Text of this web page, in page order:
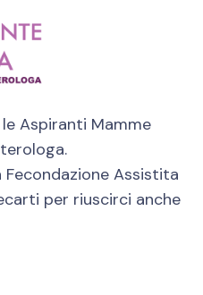
Aspiranti Mamme
Assistita
per riuscirci anche